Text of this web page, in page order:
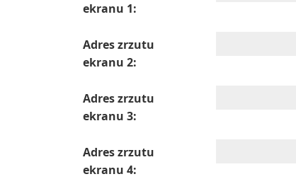
ekranu 1:
Adres zrzutu
ekranu 2:
Adres zrzutu
ekranu 3:
Adres zrzutu
ekranu 4: